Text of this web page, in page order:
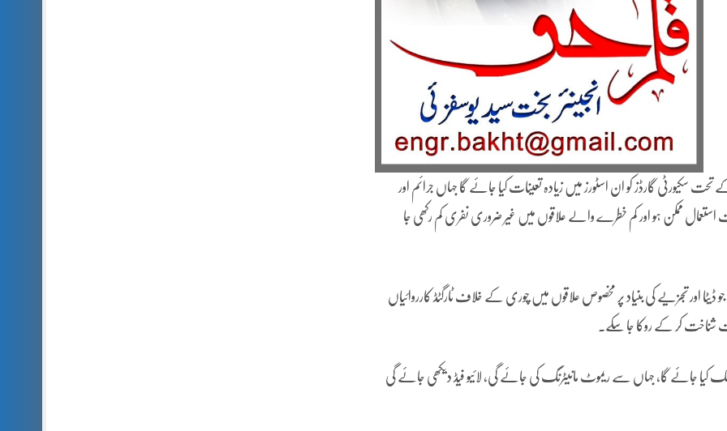
گارڈز کو ان اسٹورز میں زیادہ تعینات کیا جائے گا جہاں جرائم اور
ممکن ہو اور کم خطرے والے علاقوں میں غیر ضروری نفری کم رکھی جا
اور تجزیے کی بنیاد پر مخصوص علاقوں میں چوری کے خلاف ٹارگٹڈ کارروائیاں
شناخت کر کے روکا جا سکے۔
فعال آپریشن ہب سے منسلک کیا جائے گا، جہاں سے ریموٹ مانیٹرنگ کی جائے گی، لائیو فیڈ دیکھی جائے گی